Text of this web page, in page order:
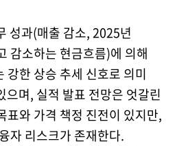
성과(매출 감소, 2025년
감소하는 현금흐름)에 의해
강한 상승 추세 신호로 의미
으며, 실적 발표 전망은 엇갈린
표와 가격 책정 진전이 있지만,
자 리스크가 존재한다.